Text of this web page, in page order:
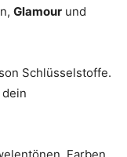
Glamour und
Schlüsselstoffe.
Farben